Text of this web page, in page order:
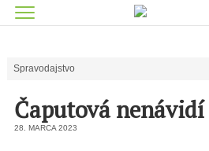
Spravodajstvo
Čaputová
28. MARCA 2023